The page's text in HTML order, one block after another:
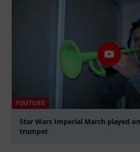
YOUTUBE
Star Wars Imperial March played
trumpet